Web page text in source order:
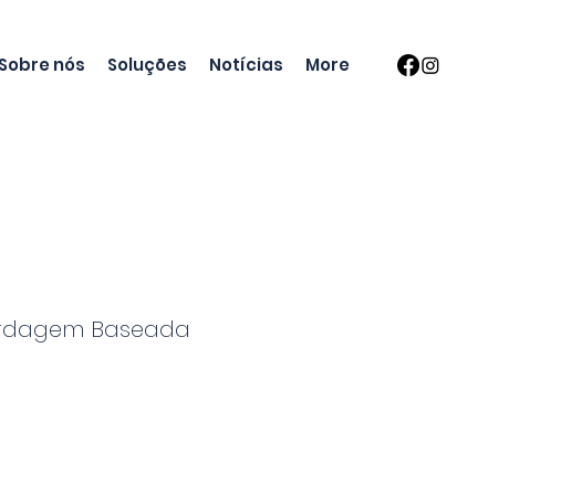
Sobre nós Soluções Notícias More
Baseada